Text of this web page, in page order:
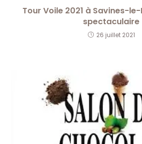
Tour Voile 2021 à Savines-
spectaculaire
26 juillet 2021